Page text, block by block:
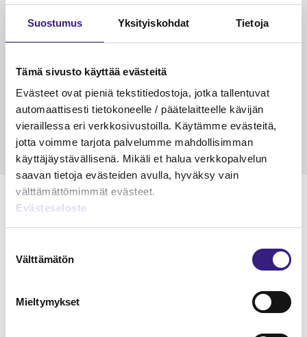
Suostumus Yksityiskohdat Tietoja
Tämä sivusto käyttää evästeitä
Evästeet ovat pieniä tekstitiedostoja, jotka tallentuvat
automaattisesti tietokoneelle / päätelaitteelle kävijän
vieraillessa eri verkkosivustoilla. Käytämme evästeitä,
jotta voimme tarjota palvelumme mahdollisimman
käyttäjäystävällisenä. Mikäli et halua verkkopalvelun
saavan tietoja evästeiden avulla, hyväksy vain
välttämättömimmät evästeet.
Evästeseloste
valinta
Välttämätön
Mieltymykset
Kulu­veloitukset arvon­lisä­
verotuksessa – omien kulujen
veloitus ja läpi­laskutus
Petri Salomaa